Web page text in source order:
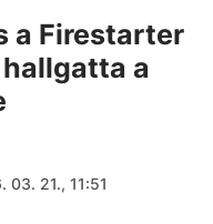
a Firestarter
a
03. 21., 11:51